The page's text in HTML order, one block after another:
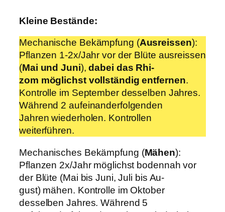
Kleine Bestände:
Mechanische Bekämpfung (Ausreissen):
Pflanzen 1-2x/Jahr vor der Blüte ausreissen
(Mai und Juni),dabei das Rhi-
zom möglichst vollständig entfernen.
Kontrolle im September desselben Jahres.
Während 2 aufeinanderfolgenden
Jahren wiederholen. Kontrollen
weiterführen.
Mechanisches Bekämpfung (Mähen):
Pflanzen 2x/Jahr möglichst bodennah vor
der Blüte (Mai bis Juni, Juli bis Au-
gust) mähen. Kontrolle im Oktober
desselben Jahres. Während 5